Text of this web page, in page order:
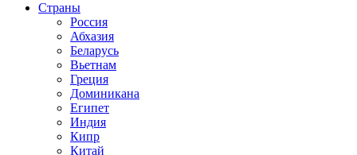
Страны
Россия
Абхазия
Беларусь
Вьетнам
Греция
Доминикана
Египет
Индия
Кипр
Китай